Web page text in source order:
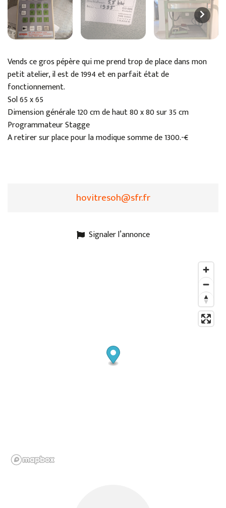
Vends ce gros pépère qui me prend trop de place dans mon
petit atelier, il est de 1994 et en parfait état de
fonctionnement.
Sol 65 x 65
Dimension générale 120 cm de haut 80 x 80 sur 35 cm
Programmateur Stagge
A retirer sur place pour la modique somme de 1300.-€
hovitresoh@sfr.fr
Signaler l’annonce